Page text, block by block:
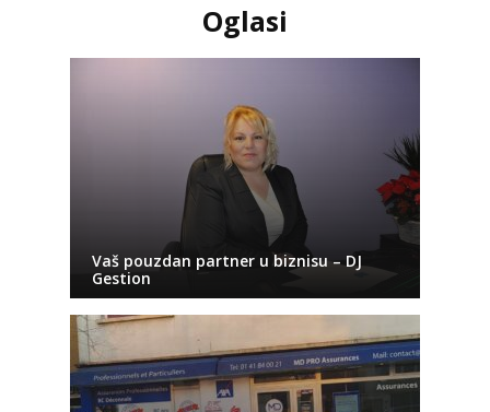
Oglasi
Vaš pouzdan partner u biznisu – DJ
Gestion